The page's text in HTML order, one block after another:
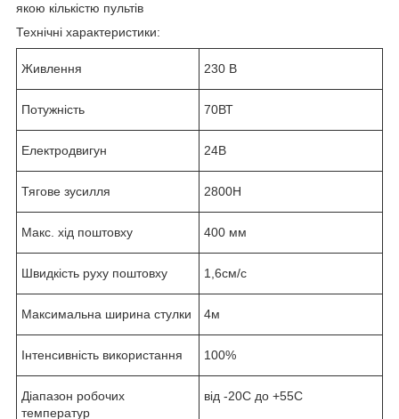
якою кількістю пультів
Технічні характеристики:
Живлення 230 В
Потужність 70ВТ
Електродвигун 24В
Тягове зусилля 2800Н
Макс. хід поштовху 400 мм
Швидкість руху поштовху 1,6см/с
Максимальна ширина стулки 4м
Інтенсивність використання 100%
Діапазон робочих
температур
від -20С до +55С